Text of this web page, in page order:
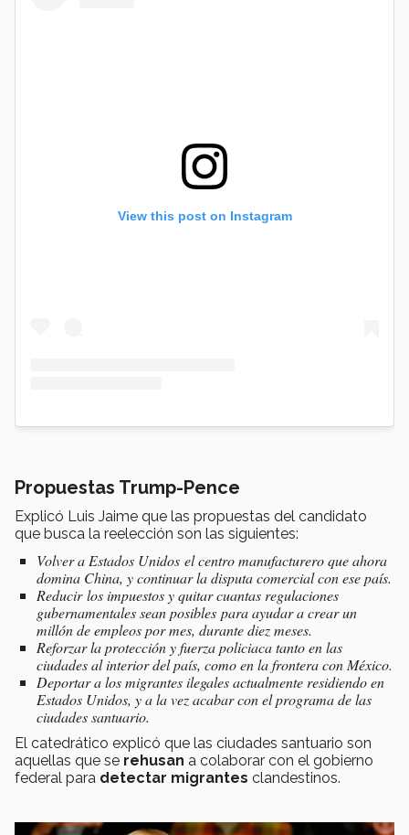
View this post on Instagram
Propuestas Trump-Pence
Explicó Luis Jaime que las propuestas del candidato
que busca la reelección son las siguientes:
Volver a Estados Unidos el centro manufacturero que ahora
domina China, y continuar la disputa comercial con ese país.
Reducir los impuestos y quitar cuantas regulaciones
gubernamentales sean posibles para ayudar a crear un
millón de empleos por mes, durante diez meses.
Reforzar la protección y fuerza policiaca tanto en las
ciudades al interior del país, como en la frontera con México.
Deportar a los migrantes ilegales actualmente residiendo en
Estados Unidos, y a la vez acabar con el programa de las
ciudades santuario.
El catedrático explicó que las ciudades santuario son
aquellas que se rehusan a colaborar con el gobierno
federal para detectar migrantes clandestinos.